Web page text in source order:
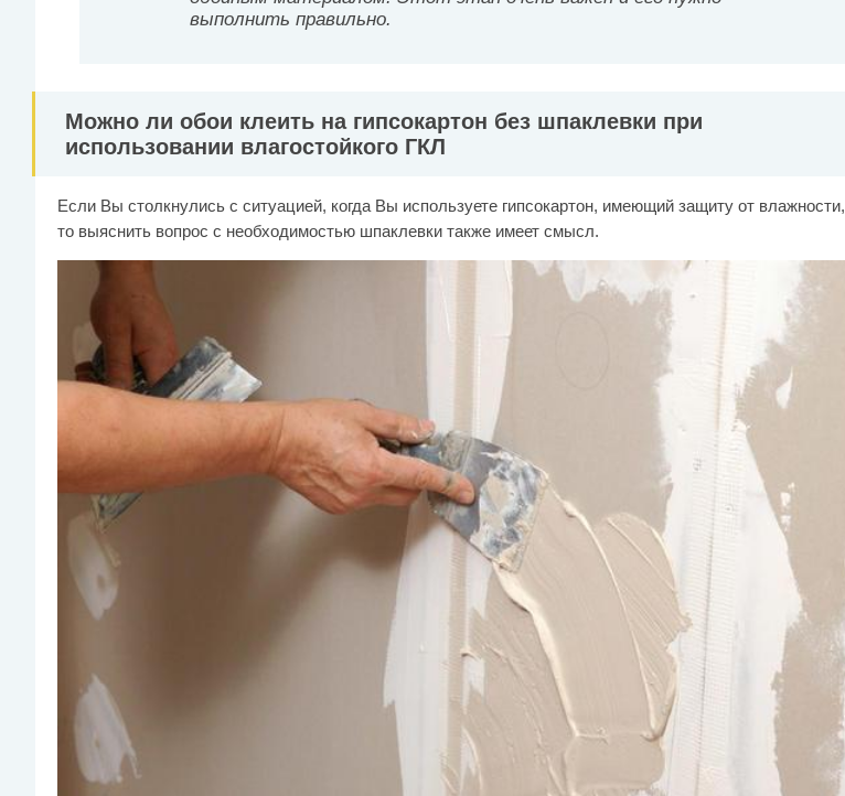
выполнить правильно.
Можно ли обои клеить на гипсокартон без шпаклевки при
использовании влагостойкого ГКЛ
Если Вы столкнулись с ситуацией, когда Вы используете гипсокартон, имеющий защиту от влажности,
то выяснить вопрос с необходимостью шпаклевки также имеет смысл.